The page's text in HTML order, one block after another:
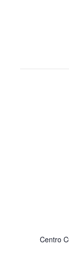
Centro